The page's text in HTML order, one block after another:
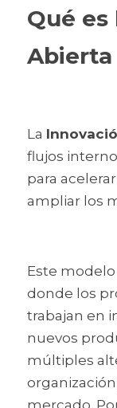
Qué es
Abierta
La
flujos
para
ampliar los
Este
donde los
trabajan en
nuevos
múltiples